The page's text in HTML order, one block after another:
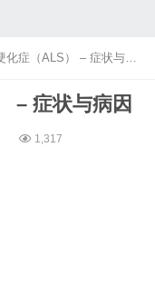
症（ALS） – 症状与病因
– 症状与病因
1,317